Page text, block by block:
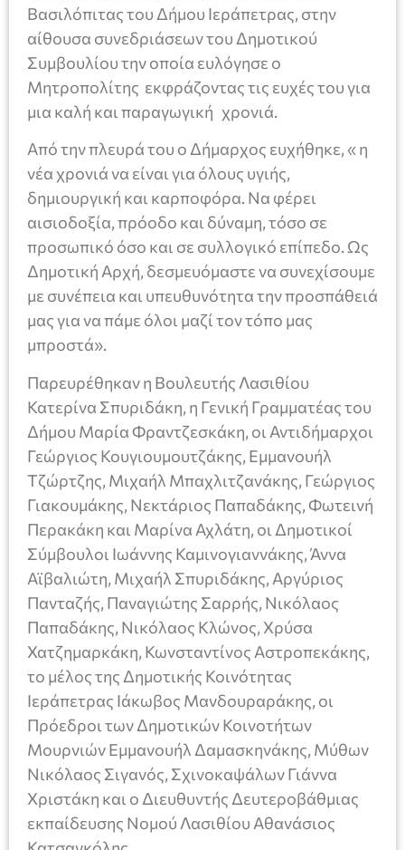
Βασιλόπιτας του Δήμου Ιεράπετρας, στην
αίθουσα συνεδριάσεων του Δημοτικού
Συμβουλίου την οποία ευλόγησε ο
Μητροπολίτης εκφράζοντας τις ευχές του για
μια καλή και παραγωγική χρονιά.
Από την πλευρά του ο Δήμαρχος ευχήθηκε, « η
νέα χρονιά να είναι για όλους υγιής,
δημιουργική και καρποφόρα. Να φέρει
αισιοδοξία, πρόοδο και δύναμη, τόσο σε
προσωπικό όσο και σε συλλογικό επίπεδο. Ως
Δημοτική Αρχή, δεσμευόμαστε να συνεχίσουμε
με συνέπεια και υπευθυνότητα την προσπάθειά
μας για να πάμε όλοι μαζί τον τόπο μας
μπροστά».
Παρευρέθηκαν η Βουλευτής Λασιθίου
Κατερίνα Σπυριδάκη, η Γενική Γραμματέας του
Δήμου Μαρία Φραντζεσκάκη, οι Αντιδήμαρχοι
Γεώργιος Κουγιουμουτζάκης, Εμμανουήλ
Τζώρτζης, Μιχαήλ Μπαχλιτζανάκης, Γεώργιος
Γιακουμάκης, Νεκτάριος Παπαδάκης, Φωτεινή
Περακάκη και Μαρίνα Αχλάτη, οι Δημοτικοί
Σύμβουλοι Ιωάννης Καμινογιαννάκης, Άννα
Αϊβαλιώτη, Μιχαήλ Σπυριδάκης, Αργύριος
Πανταζής, Παναγιώτης Σαρρής, Νικόλαος
Παπαδάκης, Νικόλαος Κλώνος, Χρύσα
Χατζημαρκάκη, Κωνσταντίνος Αστροπεκάκης,
το μέλος της Δημοτικής Κοινότητας
Ιεράπετρας Ιάκωβος Μανδουραράκης, οι
Πρόεδροι των Δημοτικών Κοινοτήτων
Μουρνιών Εμμανουήλ Δαμασκηνάκης, Μύθων
Νικόλαος Σιγανός, Σχινοκαψάλων Γιάννα
Χριστάκη και ο Διευθυντής Δευτεροβάθμιας
εκπαίδευσης Νομού Λασιθίου Αθανάσιος